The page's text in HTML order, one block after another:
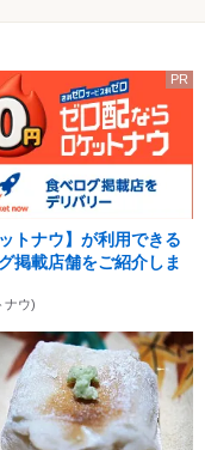
PR
ットナウ】が利用できる
掲載店舗をご紹介しま
ナウ)